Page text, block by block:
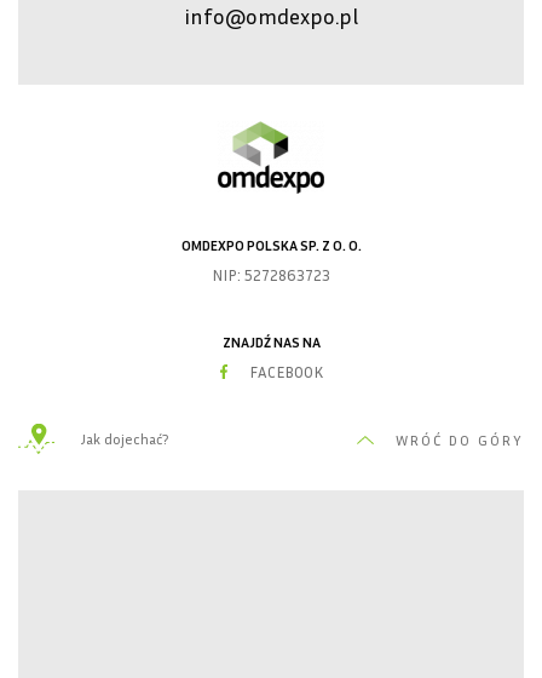
info@omdexpo.pl
OMDEXPO POLSKA SP. Z O. O.
NIP: 5272863723
ZNAJDŹ NAS NA
FACEBOOK
Jak dojechać? WRÓĆ DO GÓRY